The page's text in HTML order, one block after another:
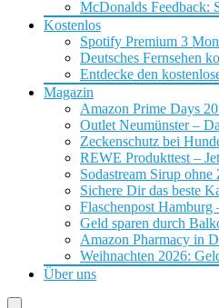
McDonalds Feedback:
Kostenlos
Spotify Premium 3
Deutsches Fernsehen
Entdecke den
Magazin
Amazon Prime Days
Outlet Neumünster –
Zeckenschutz bei
REWE Produkttest –
Sodastream Sirup
Sichere Dir das beste
Flaschenpost Hamburg
Geld sparen durch
Amazon Pharmacy in
Weihnachten 2026:
Über uns